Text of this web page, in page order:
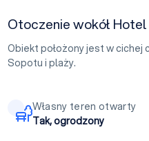
Otoczenie wokół
Obiekt położony jest w
Sopotu i plaży.
Własny teren otwarty
Tak, ogrodzony